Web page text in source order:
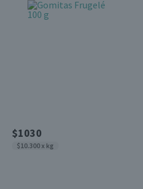
$1030
$10.300 x kg